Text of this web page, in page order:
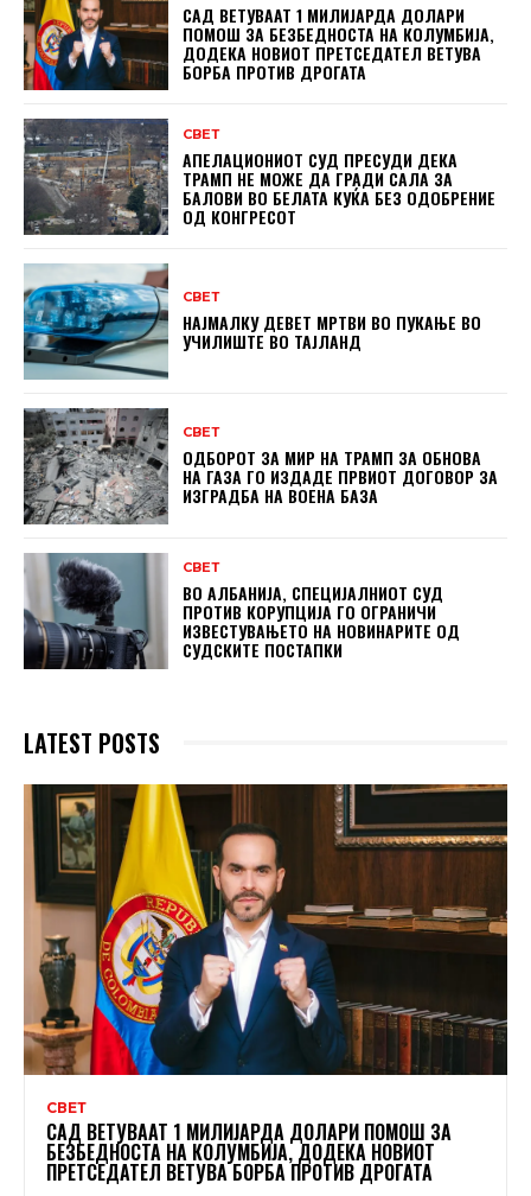
САД ВЕТУВААТ 1 МИЛИЈАРДА ДОЛАРИ
ПОМОШ ЗА БЕЗБЕДНОСТА НА КОЛУМБИЈА,
ДОДЕКА НОВИОТ ПРЕТСЕДАТЕЛ ВЕТУВА
БОРБА ПРОТИВ ДРОГАТА
СВЕТ
АПЕЛАЦИОНИОТ СУД ПРЕСУДИ ДЕКА
ТРАМП НЕ МОЖЕ ДА ГРАДИ САЛА ЗА
БАЛОВИ ВО БЕЛАТА КУЌА БЕЗ ОДОБРЕНИЕ
ОД КОНГРЕСОТ
СВЕТ
НАЈМАЛКУ ДЕВЕТ МРТВИ ВО ПУКАЊЕ ВО
УЧИЛИШТЕ ВО ТАЈЛАНД
СВЕТ
ОДБОРОТ ЗА МИР НА ТРАМП ЗА ОБНОВА
НА ГАЗА ГО ИЗДАДЕ ПРВИОТ ДОГОВОР ЗА
ИЗГРАДБА НА ВОЕНА БАЗА
СВЕТ
ВО АЛБАНИЈА, СПЕЦИЈАЛНИОТ СУД
ПРОТИВ КОРУПЦИЈА ГО ОГРАНИЧИ
ИЗВЕСТУВАЊЕТО НА НОВИНАРИТЕ ОД
СУДСКИТЕ ПОСТАПКИ
LATEST POSTS
СВЕТ
САД ВЕТУВААТ 1 МИЛИЈАРДА ДОЛАРИ ПОМОШ ЗА
БЕЗБЕДНОСТА НА КОЛУМБИЈА, ДОДЕКА НОВИОТ
ПРЕТСЕДАТЕЛ ВЕТУВА БОРБА ПРОТИВ ДРОГАТА